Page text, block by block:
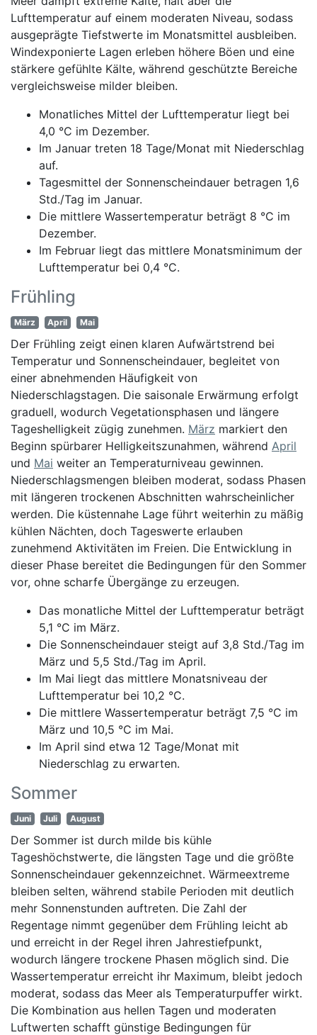
Lufttemperatur auf einem moderaten Niveau, sodass
ausgeprägte Tiefstwerte im Monatsmittel ausbleiben.
Windexponierte Lagen erleben höhere Böen und eine
stärkere gefühlte Kälte, während geschützte Bereiche
vergleichsweise milder bleiben.
Monatliches Mittel der Lufttemperatur liegt bei
4,0 °C im Dezember.
Im Januar treten 18 Tage/Monat mit Niederschlag
auf.
Tagesmittel der Sonnenscheindauer betragen 1,6
Std./Tag im Januar.
Die mittlere Wassertemperatur beträgt 8 °C im
Dezember.
Im Februar liegt das mittlere Monatsminimum der
Lufttemperatur bei 0,4 °C.
Frühling
März April Mai
Der Frühling zeigt einen klaren Aufwärtstrend bei
Temperatur und Sonnenscheindauer, begleitet von
einer abnehmenden Häufigkeit von
Niederschlagstagen. Die saisonale Erwärmung erfolgt
graduell, wodurch Vegetationsphasen und längere
Tageshelligkeit zügig zunehmen. März markiert den
Beginn spürbarer Helligkeitszunahmen, während April
und Mai weiter an Temperaturniveau gewinnen.
Niederschlagsmengen bleiben moderat, sodass Phasen
mit längeren trockenen Abschnitten wahrscheinlicher
werden. Die küstennahe Lage führt weiterhin zu mäßig
kühlen Nächten, doch Tageswerte erlauben
zunehmend Aktivitäten im Freien. Die Entwicklung in
dieser Phase bereitet die Bedingungen für den Sommer
vor, ohne scharfe Übergänge zu erzeugen.
Das monatliche Mittel der Lufttemperatur beträgt
5,1 °C im März.
Die Sonnenscheindauer steigt auf 3,8 Std./Tag im
März und 5,5 Std./Tag im April.
Im Mai liegt das mittlere Monatsniveau der
Lufttemperatur bei 10,2 °C.
Die mittlere Wassertemperatur beträgt 7,5 °C im
März und 10,5 °C im Mai.
Im April sind etwa 12 Tage/Monat mit
Niederschlag zu erwarten.
Sommer
Juni Juli August
Der Sommer ist durch milde bis kühle
Tageshöchstwerte, die längsten Tage und die größte
Sonnenscheindauer gekennzeichnet. Wärmeextreme
bleiben selten, während stabile Perioden mit deutlich
mehr Sonnenstunden auftreten. Die Zahl der
Regentage nimmt gegenüber dem Frühling leicht ab
und erreicht in der Regel ihren Jahrestiefpunkt,
wodurch längere trockene Phasen möglich sind. Die
Wassertemperatur erreicht ihr Maximum, bleibt jedoch
moderat, sodass das Meer als Temperaturpuffer wirkt.
Die Kombination aus hellen Tagen und moderaten
Luftwerten schafft günstige Bedingungen für